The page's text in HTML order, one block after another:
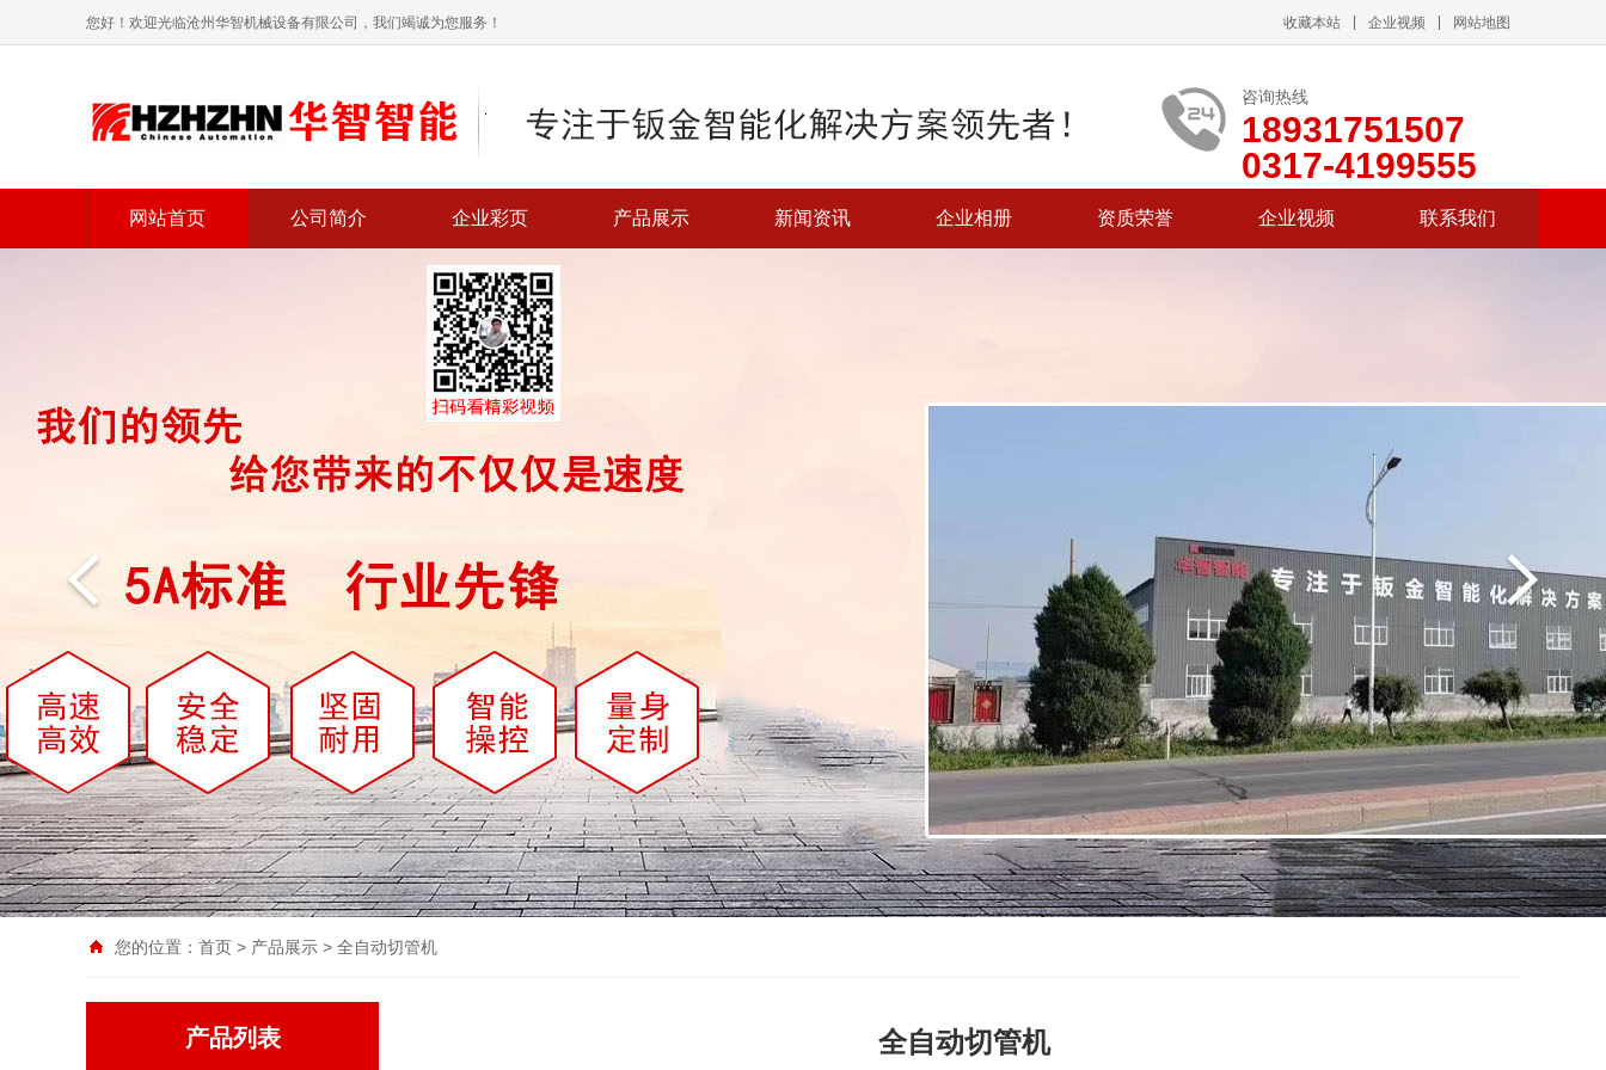
您好！欢迎光临沧州华智机械设备有限公司，我们竭诚为您服务！ 收藏本站 企业视频 网站地图
咨询热线
18931751507
0317-4199555
网站首页 公司简介 企业彩页 产品展示 新闻资讯 企业相册 资质荣誉 企业视频 联系我们
您的位置： 首页 > 产品展示 > 全自动切管机
产品列表 全自动切管机